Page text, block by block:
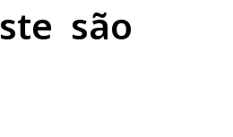
são